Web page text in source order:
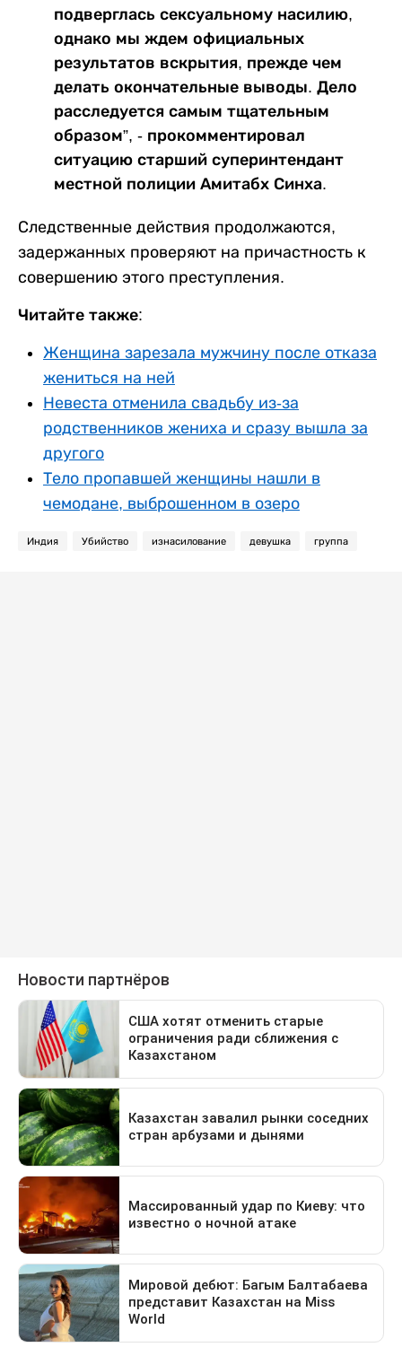
подверглась сексуальному насилию,
однако мы ждем официальных
результатов вскрытия, прежде чем
делать окончательные выводы. Дело
расследуется самым тщательным
образом”, - прокомментировал
ситуацию старший суперинтендант
местной полиции Амитабх Синха.
Следственные действия продолжаются,
задержанных проверяют на причастность к
совершению этого преступления.
Читайте также:
Женщина зарезала мужчину после отказа
жениться на ней
Невеста отменила свадьбу из-за
родственников жениха и сразу вышла за
другого
Тело пропавшей женщины нашли в
чемодане, выброшенном в озеро
Индия Убийство изнасилование девушка группа